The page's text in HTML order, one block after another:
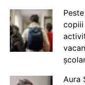
copiii
Aura